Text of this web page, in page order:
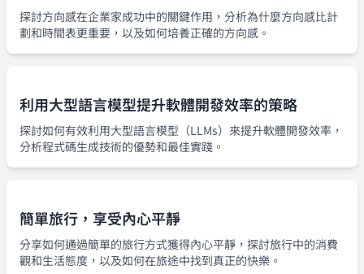
探討方向感在企業家成功中的關鍵作用，分析為什麼方向感比計
劃和時間表更重要，以及如何培養正確的方向感。
利用大型語言模型提升軟體開發效率的策略
探討如何有效利用大型語言模型（LLMs）來提升軟體開發效率，
分析程式碼生成技術的優勢和最佳實踐。
簡單旅行，享受內心平靜
分享如何通過簡單的旅行方式獲得內心平靜，探討旅行中的消費
觀和生活態度，以及如何在旅途中找到真正的快樂。